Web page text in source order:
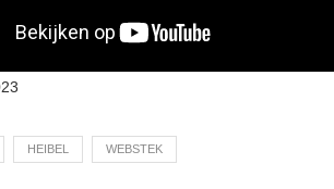
HEIBEL WEBSTEK